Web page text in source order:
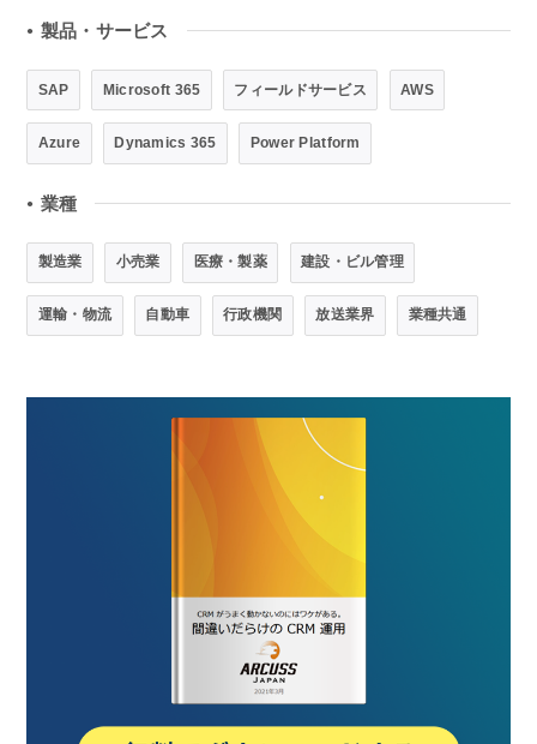
● 製品・サービス
SAP Microsoft 365 フィールドサービス AWS
Azure Dynamics 365 Power Platform
● 業種
製造業 小売業 医療・製薬 建設・ビル管理
運輸・物流 自動車 行政機関 放送業界 業種共通